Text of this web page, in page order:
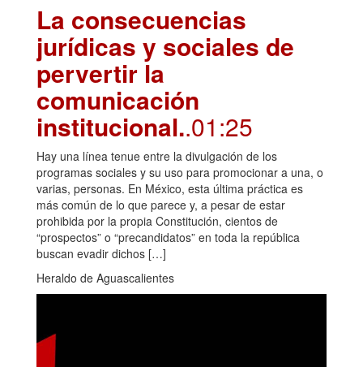
La consecuencias
jurídicas y sociales de
pervertir la
comunicación
institucional..01:25
Hay una línea tenue entre la divulgación de los
programas sociales y su uso para promocionar a una, o
varias, personas. En México, esta última práctica es
más común de lo que parece y, a pesar de estar
prohibida por la propia Constitución, cientos de
“prospectos” o “precandidatos” en toda la república
buscan evadir dichos […]
Heraldo de Aguascalientes